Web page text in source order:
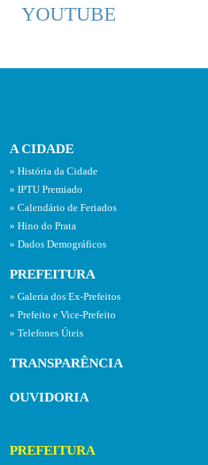
YOUTUBE
A CIDADE
História da Cidade
IPTU Premiado
Calendário de Feriados
Hino do Prata
Dados Demográficos
PREFEITURA
Galeria dos Ex-Prefeitos
Prefeito e Vice-Prefeito
Telefones Úteis
TRANSPARÊNCIA
OUVIDORIA
PREFEITURA